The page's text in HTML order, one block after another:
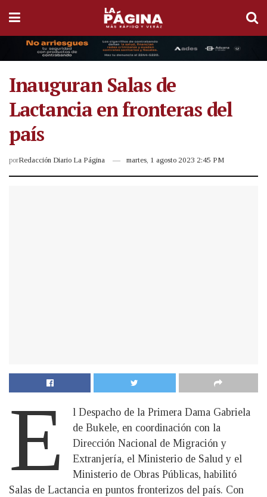
Inauguran Salas de
Lactancia en fronteras del
país
porRedacción Diario La Página martes, 1 agosto 2023 2:45 PM
E
l Despacho de la Primera Dama Gabriela
de Bukele, en coordinación con la
Dirección Nacional de Migración y
Extranjería, el Ministerio de Salud y el
Ministerio de Obras Públicas, habilitó
Salas de Lactancia en puntos fronterizos del país. Con